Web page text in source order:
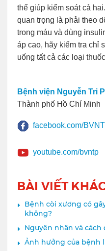
thể giúp kiểm soát cả
quan trọng là phải theo
trong máu và dùng
áp cao, hãy kiểm tra chỉ
uống tất cả các loại
Bệnh viện Nguyễn Tri
Thành phố Hồ Chí Minh
facebook.com/
youtube.com/bvntp
BÀI VIẾT
Bệnh còi xương có
không?
Nguyên nhân và
Ảnh hưởng của bệnh